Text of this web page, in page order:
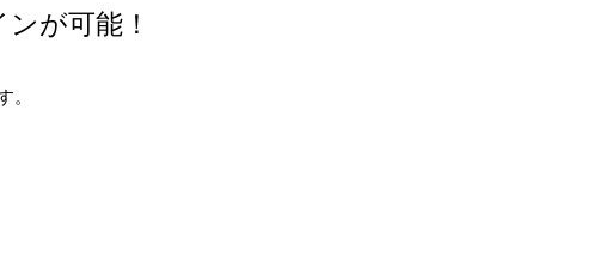
が可能！
。